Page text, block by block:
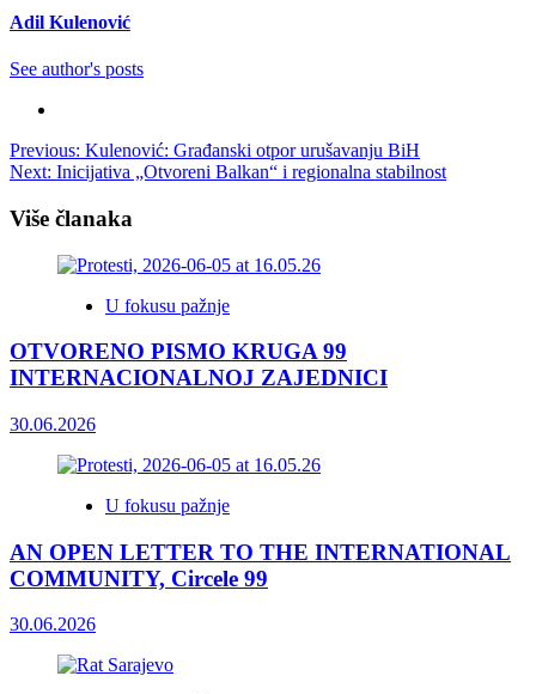
Adil Kulenović
See author's posts
Post
navigation
Previous: Kulenović: Građanski otpor urušavanju BiH
Next: Inicijativa „Otvoreni Balkan“ i regionalna stabilnost
Više članaka
U fokusu pažnje
OTVORENO PISMO KRUGA 99
INTERNACIONALNOJ ZAJEDNICI
30.06.2026
U fokusu pažnje
AN OPEN LETTER TO THE INTERNATIONAL
COMMUNITY, Circele 99
30.06.2026